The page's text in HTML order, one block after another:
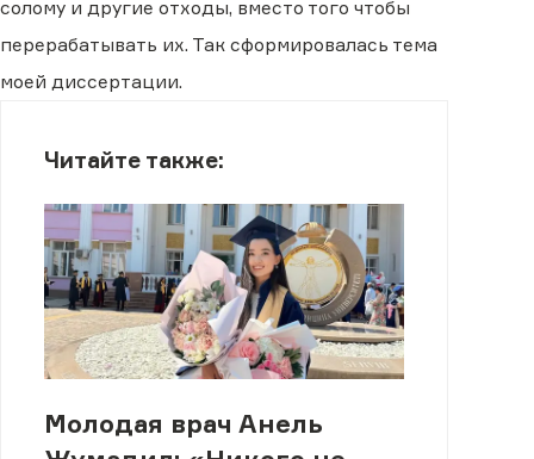
солому и другие отходы, вместо того чтобы
перерабатывать их. Так сформировалась тема
моей диссертации.
Читайте также:
Молодая врач Анель